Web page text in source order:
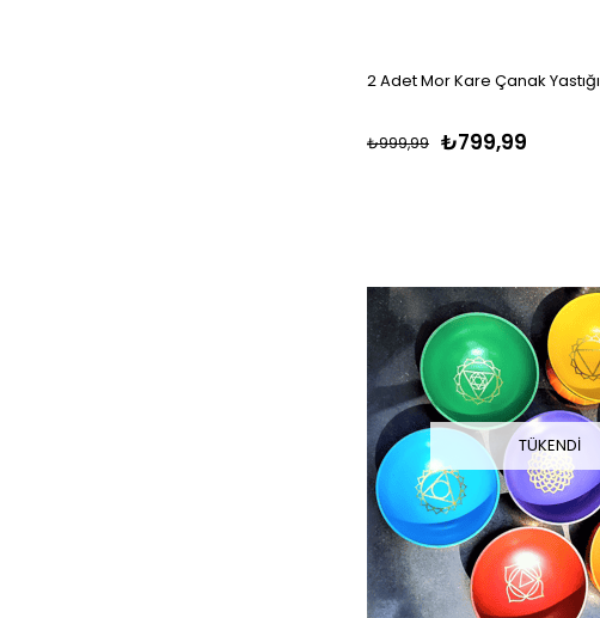
2 Adet Mor Kare Çanak Yastığı
₺799,99
₺999,99
TÜKENDI